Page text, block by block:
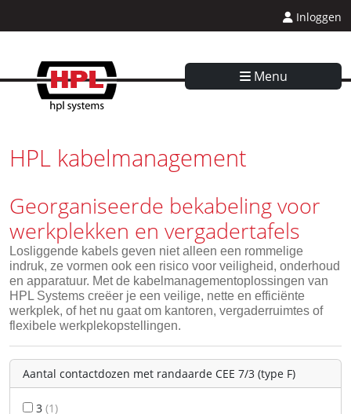
Inloggen
Menu
HPL kabelmanagement
Georganiseerde bekabeling voor
werkplekken en vergadertafels
Losliggende kabels geven niet alleen een rommelige
indruk, ze vormen ook een risico voor veiligheid, onderhoud
en apparatuur. Met de kabelmanagementoplossingen van
HPL Systems creëer je een veilige, nette en efficiënte
werkplek, of het nu gaat om kantoren, vergaderruimtes of
flexibele werkplekopstellingen.
Aantal contactdozen met randaarde CEE 7/3 (type F)
3 (1)